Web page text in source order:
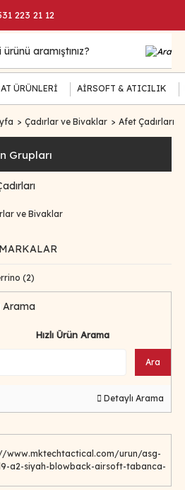
223 21 12
ÜRÜNLERİ AİRSOFT & ATICILIK
Çadırlar ve Bivaklar Afet Çadırları
Grupları
ve Bivaklar
(2)
Arama
Hızlı Ürün Arama
Ara
Detaylı Arama
www.mktechtactical.com/urun/asg-
a2-siyah-blowback-airsoft-tabanca-